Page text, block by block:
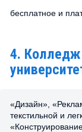
бесплатное и
4. Колледж
«Дизайн»,
текстильной и